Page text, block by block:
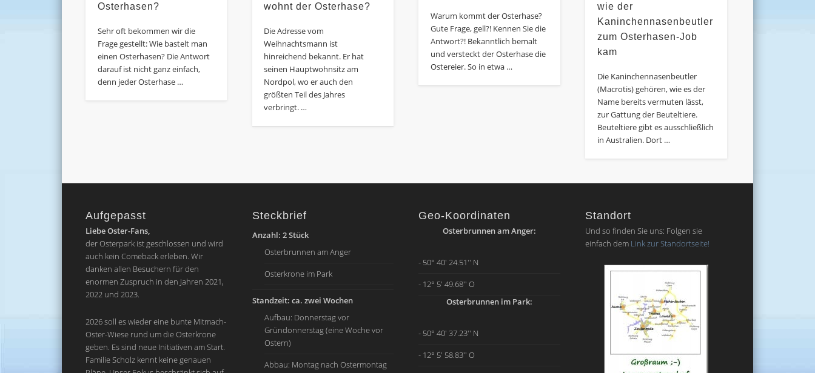
Osterhasen?
Sehr oft bekommen wir die
Frage gestellt: Wie bastelt man
einen Osterhasen? Die Antwort
darauf ist nicht ganz einfach,
denn jeder Osterhase …
wohnt der Osterhase?
Die Adresse vom
Weihnachtsmann ist
hinreichend bekannt. Er hat
seinen Hauptwohnsitz am
Nordpol, wo er auch den
größten Teil des Jahres
verbringt. …
Warum kommt der Osterhase?
Gute Frage, gell?! Kennen Sie die
Antwort?! Bekanntlich bemalt
und versteckt der Osterhase die
Ostereier. So in etwa …
wie der
Kaninchennasenbeutler
zum Osterhasen-Job
kam
Die Kaninchennasenbeutler
(Macrotis) gehören, wie es der
Name bereits vermuten lässt,
zur Gattung der Beuteltiere.
Beuteltiere gibt es ausschließlich
in Australien. Dort …
Aufgepasst
Liebe Oster-Fans,
der Osterpark ist geschlossen und wird
auch kein Comeback erleben. Wir
danken allen Besuchern für den
enormen Zuspruch in den Jahren 2021,
2022 und 2023.
2026 soll es wieder eine bunte Mitmach-
Oster-Wiese rund um die Osterkrone
geben. Es sind neue Initiativen am Start.
Familie Scholz kennt keine genauen
Steckbrief
Anzahl: 2 Stück
Osterbrunnen am Anger
Osterkrone im Park
Standzeit: ca. zwei Wochen
Aufbau: Donnerstag vor
Gründonnerstag (eine Woche vor
Ostern)
Abbau: Montag nach Ostermontag
Geo-Koordinaten
Osterbrunnen am Anger:
- 50° 40' 24.51'' N
- 12° 5' 49.68'' O
Osterbrunnen im Park:
- 50° 40' 37.23'' N
- 12° 5' 58.83'' O
Standort
Und so finden Sie uns: Folgen sie
einfach dem Link zur Standortseite!